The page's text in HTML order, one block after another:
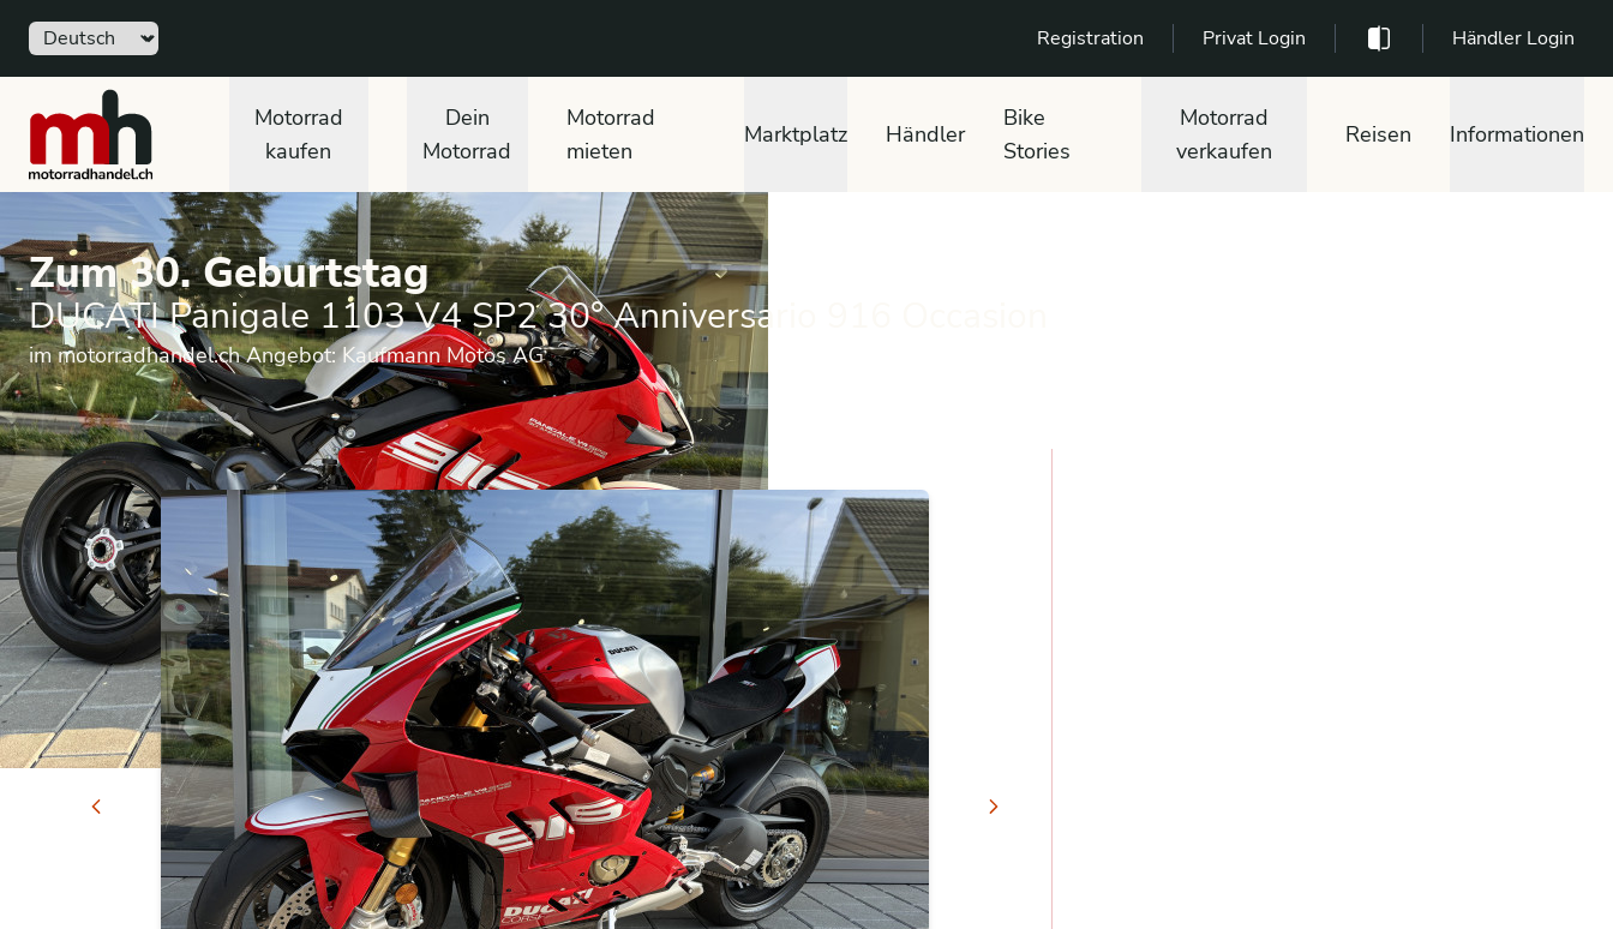
Sprache Registration Privat Login Händler Login
motorradhandel.ch
Motorrad
kaufen
Dein
Motorrad
Motorrad
mieten
Marktplatz Händler
Bike
Stories
Motorrad
verkaufen
Reisen Informationen
Zum 30. Geburtstag
DUCATI Panigale 1103 V4 SP2 30° Anniversario 916 Occasion
im motorradhandel.ch Angebot: Kaufmann Motos AG